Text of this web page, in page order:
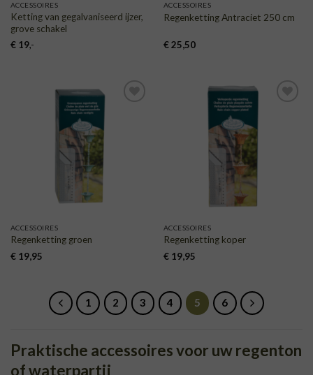
ACCESSOIRES
Ketting van gegalvaniseerd ijzer,
grove schakel
€19,-
ACCESSOIRES
Regenketting Antraciet 250 cm
€25,50
TOEVOEGEN
AAN
VERLANGLIJST
ACCESSOIRES
Regenketting groen
€19,95
TOEVOEGEN
AAN
VERLANGLIJST
ACCESSOIRES
Regenketting koper
€19,95
1 2 3 4 5 6
Praktische accessoires voor uw regenton
of waterpartij